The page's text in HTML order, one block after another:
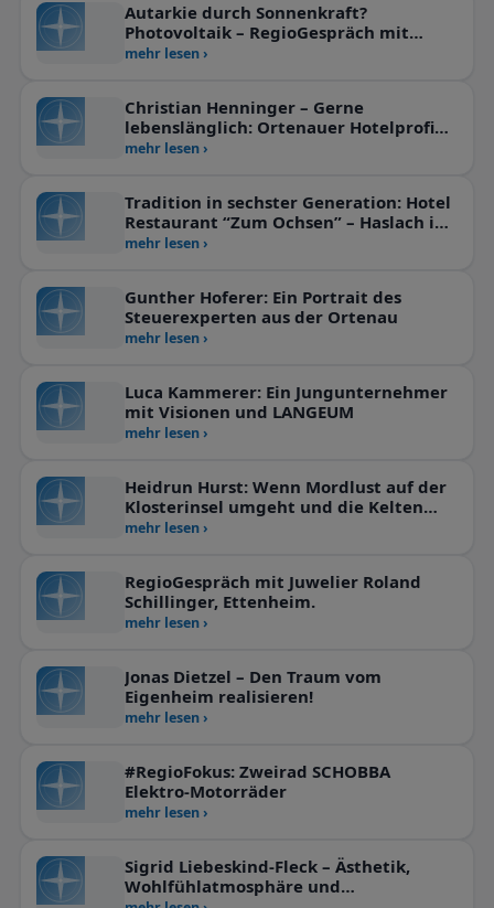
Autarkie durch Sonnenkraft?
Photovoltaik – RegioGespräch mit
Stephan Echle, Gengenbach
mehr lesen ›
Christian Henninger – Gerne
lebenslänglich: Ortenauer Hotelprofi
geht nun im Liberty voran
mehr lesen ›
Tradition in sechster Generation: Hotel
Restaurant “Zum Ochsen” – Haslach im
Kinzigtal
mehr lesen ›
Gunther Hoferer: Ein Portrait des
Steuerexperten aus der Ortenau
mehr lesen ›
Luca Kammerer: Ein Jungunternehmer
mit Visionen und LANGEUM
mehr lesen ›
Heidrun Hurst: Wenn Mordlust auf der
Klosterinsel umgeht und die Kelten
erwachen
mehr lesen ›
RegioGespräch mit Juwelier Roland
Schillinger, Ettenheim.
mehr lesen ›
Jonas Dietzel – Den Traum vom
Eigenheim realisieren!
mehr lesen ›
#RegioFokus: Zweirad SCHOBBA
Elektro-Motorräder
mehr lesen ›
Sigrid Liebeskind-Fleck – Ästhetik,
Wohlfühlatmosphäre und